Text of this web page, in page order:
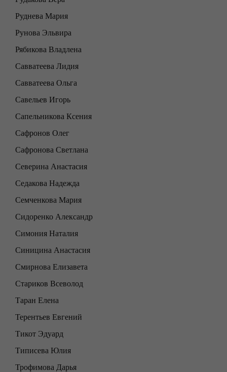
Руднева Мария
Рунова Эльвира
Рябикова Владлена
Савватеева Лидия
Савватеева Ольга
Савельев Игорь
Сапельникова Ксения
Сафронов Олег
Сафронова Светлана
Северина Анастасия
Седакова Надежда
Семченкова Мария
Сидоренко Александр
Симония Наталия
Синицина Анастасия
Смирнова Елизавета
Стариков Всеволод
Таран Елена
Терентьев Евгений
Тикот Эдуард
Типисева Юлия
Трофимова Дарья